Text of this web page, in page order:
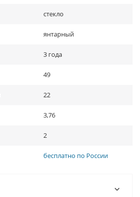
стекло
янтарный
3 года
49
22
3,76
2
бесплатно по России